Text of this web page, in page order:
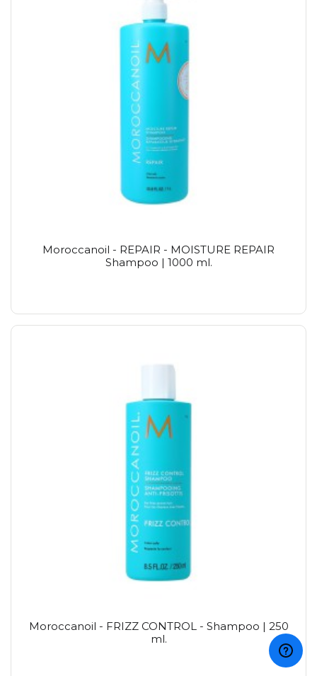
Moroccanoil - REPAIR - MOISTURE REPAIR
Shampoo | 1000 ml.
Moroccanoil - FRIZZ CONTROL - Shampoo | 250
ml.